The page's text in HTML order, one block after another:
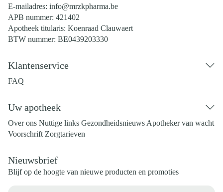
E-mailadres: info@mrzkpharma.be
APB nummer: 421402
Apotheek titularis: Koenraad Clauwaert
BTW nummer: BE0439203330
Klantenservice
FAQ
Uw apotheek
Over ons Nuttige links Gezondheidsnieuws Apotheker van wacht
Voorschrift Zorgtarieven
Nieuwsbrief
Blijf op de hoogte van nieuwe producten en promoties